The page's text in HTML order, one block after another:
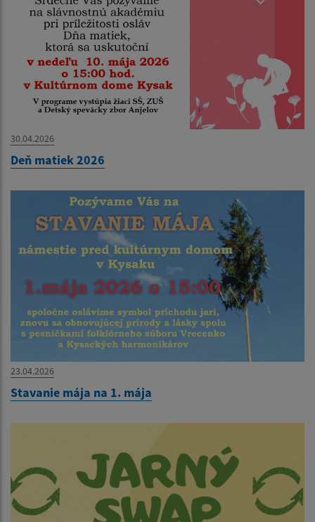
30.04.2026
Deň matiek 2026
23.04.2026
Stavanie mája na 1. mája